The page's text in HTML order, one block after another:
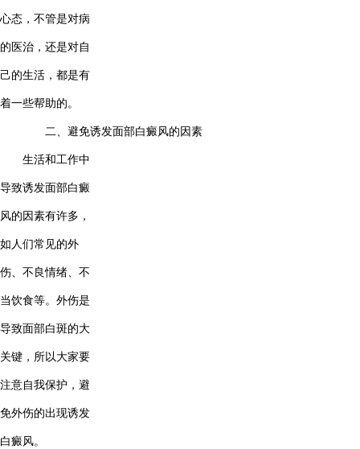
心态，不管是对病
的医治，还是对自
己的生活，都是有
着一些帮助的。
二、避免诱发面部白癜风的因素
生活和工作中
导致诱发面部白癜
风的因素有许多，
如人们常见的外
伤、不良情绪、不
当饮食等。外伤是
导致面部白斑的大
关键，所以大家要
注意自我保护，避
免外伤的出现诱发
白癜风。